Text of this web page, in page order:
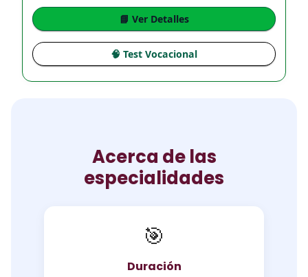
📘 Ver Detalles
🧠 Test Vocacional
Acerca de las
especialidades
🎯
Duración